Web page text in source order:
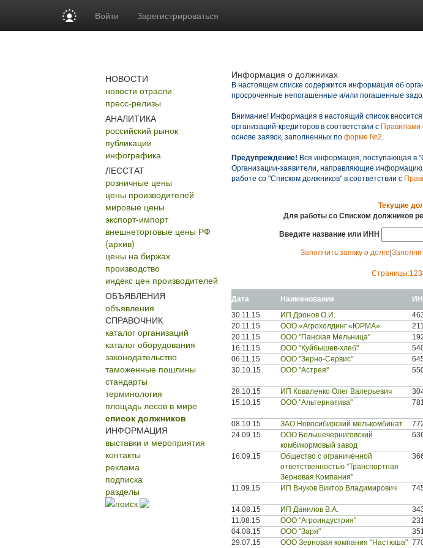
Войти Зарегистрироваться
НОВОСТИ
новости отрасли
пресс-релизы
АНАЛИТИКА
российский рынок
публикации
инфографика
ЛЕССТАТ
розничные цены
цены производителей
мировые цены
экспорт-импорт
внешнеторговые цены РФ
(архив)
цены на биржах
производство
индекс цен производителей
ОБЪЯВЛЕНИЯ
объявления
СПРАВОЧНИК
каталог организаций
каталог оборудования
законодательство
таможенные пошлины
стандарты
терминология
площадь лесов в мире
список должников
ИНФОРМАЦИЯ
выставки и мероприятия
контакты
реклама
подписка
разделы
поиск
Информация о должниках
В настоящем списке содержится информация об
просроченные непогашенные и/или погашенные
Внимание! Информация в настоящий список
организаций-кредиторов в соответствии с Правилами
основе заявок, заполненных по форме №2.
Предупреждение! Вся информация, поступающая в
Организации-заявители, направляющие
работе со "Списком должников" в соответствии с
Текущие
Для работы со Списком должников
Введите название или ИНН
Заполнить заявку о долге
Страницы:123
Дата Наименование
30.11.15
ИП Дронов О.И.
20.11.15
ООО «Агрохолдинг «ЮРМА»
20.11.15
ООО "Панская Мельница"
16.11.15
ООО "Куйбышев-хлеб"
06.11.15
ООО "Зерно-Сервис"
30.10.15
ООО "Астрея"
28.10.15 ИП Коваленко Олег Валерьевич
15.10.15
ООО "Альтернатива"
08.10.15 ЗАО Новосибирский мелькомбинат
24.09.15
ООО Большечерниговский
комбикормовый завод
16.09.15
Общество с ограниченной
ответственностью "Транспортная
Зерновая Компания"
11.09.15 ИП Внуков Виктор Владимирович
14.08.15 ИП Данилов В.А.
11.08.15
ООО "Агроиндустрия"
04.08.15
ООО "Заря"
29.07.15
ООО Зерновая компания "Настюша"